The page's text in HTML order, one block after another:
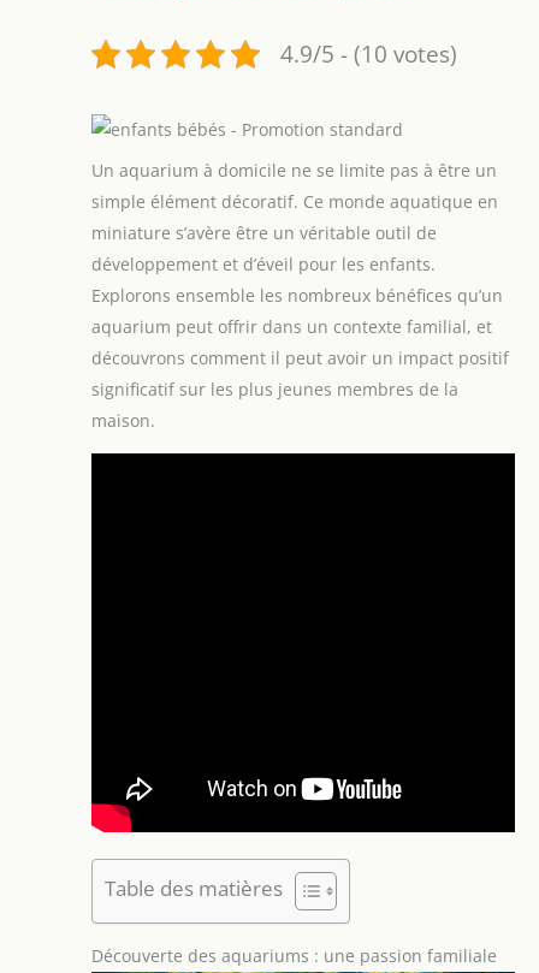
4.9/5 - (10 votes)
Un aquarium à domicile ne se limite pas à être un
simple élément décoratif. Ce monde aquatique en
miniature s’avère être un véritable outil de
développement et d’éveil pour les enfants.
Explorons ensemble les nombreux bénéfices qu’un
aquarium peut offrir dans un contexte familial, et
découvrons comment il peut avoir un impact positif
significatif sur les plus jeunes membres de la
maison.
Table des matières
Découverte des aquariums : une passion familiale